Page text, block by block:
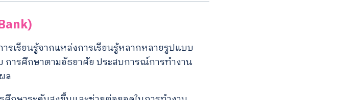
เรียนรู้จากแหล่งการเรียนรู้หลากหลายรูปแบบ
การศึกษาตามอัธยาศัย ประสบการณ์การทำงาน
ล